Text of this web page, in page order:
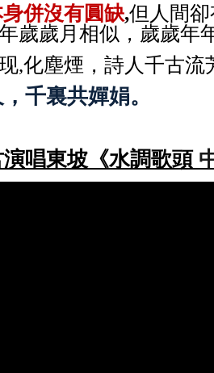
身併沒有圓缺,但人間
歲歲月相似，歲歲年
,化塵煙 ，詩人千古流
千裏共嬋娟。
唱東坡《水調歌頭